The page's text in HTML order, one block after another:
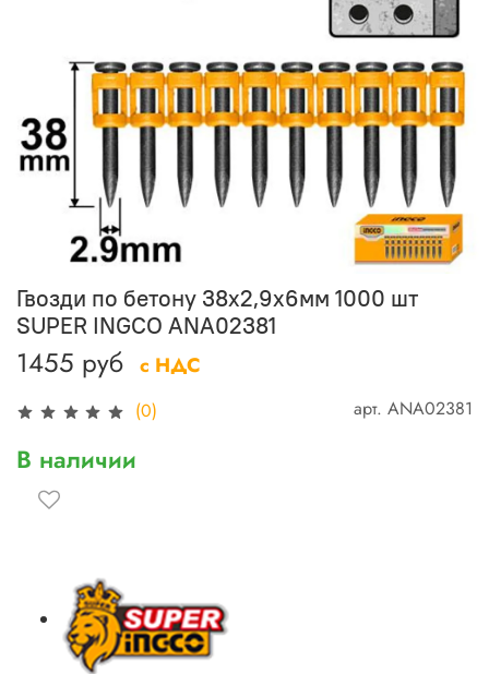
(0) арт. ANA02381
Гвозди по бетону 38х2,9х6мм 1000 шт
SUPER INGCO ANA02381
1455 руб с НДС
В наличии